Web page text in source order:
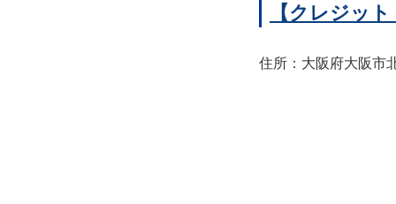
【クレジッ
住所：大阪府大阪市